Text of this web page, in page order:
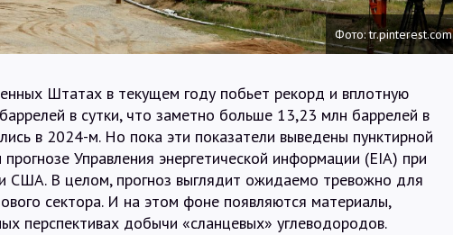
Фото: tr.pinterest.com
Штатах в текущем году побьет рекорд и вплотную
в сутки, что заметно больше 13,23 млн баррелей в
в 2024-м. Но пока эти показатели выведены пунктирной
Управления энергетической информации (EIA) при
США. В целом, прогноз выглядит ожидаемо тревожно для
сектора. И на этом фоне появляются материалы,
перспективах добычи «сланцевых» углеводородов.